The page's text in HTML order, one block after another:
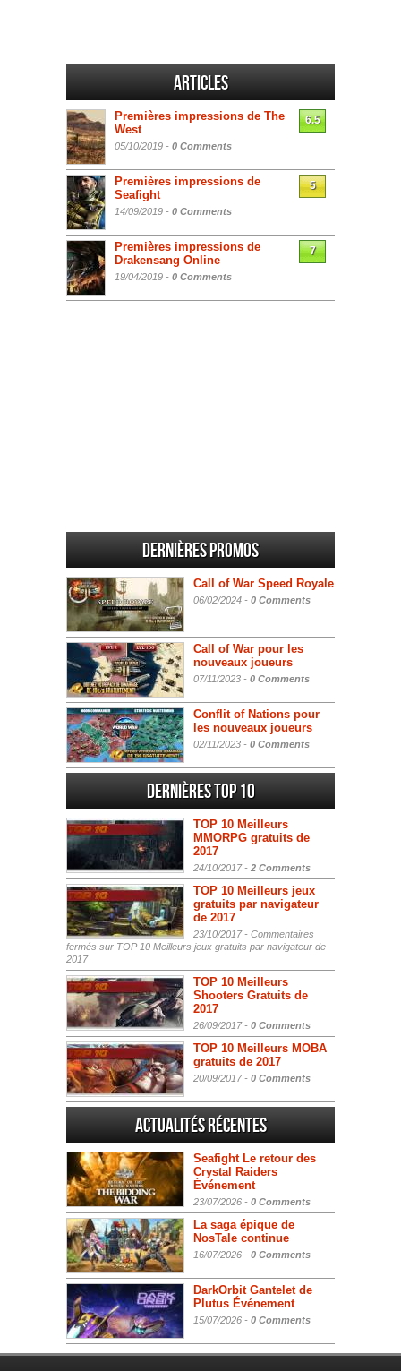
Articles
Premières impressions de The
West
05/10/2019 - 0 Comments
6.5
Premières impressions de
Seafight
14/09/2019 - 0 Comments
5
Premières impressions de
Drakensang Online
19/04/2019 - 0 Comments
7
Dernières promos
Call of War Speed Royale
06/02/2024 - 0 Comments
Call of War pour les
nouveaux joueurs
07/11/2023 - 0 Comments
Conflit of Nations pour
les nouveaux joueurs
02/11/2023 - 0 Comments
Dernières Top 10
TOP 10 Meilleurs
MMORPG gratuits de
2017
24/10/2017 - 2 Comments
TOP 10 Meilleurs jeux
gratuits par navigateur
de 2017
23/10/2017 - Commentaires
fermés sur TOP 10 Meilleurs jeux gratuits par navigateur de
2017
TOP 10 Meilleurs
Shooters Gratuits de
2017
26/09/2017 - 0 Comments
TOP 10 Meilleurs MOBA
gratuits de 2017
20/09/2017 - 0 Comments
Actualités Récentes
Seafight Le retour des
Crystal Raiders
Événement
23/07/2026 - 0 Comments
La saga épique de
NosTale continue
16/07/2026 - 0 Comments
DarkOrbit Gantelet de
Plutus Événement
15/07/2026 - 0 Comments